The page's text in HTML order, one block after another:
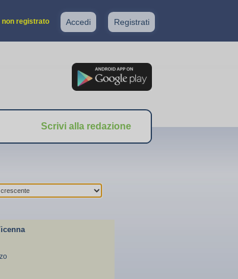
non registrato Accedi Registrati
Scrivi alla redazione